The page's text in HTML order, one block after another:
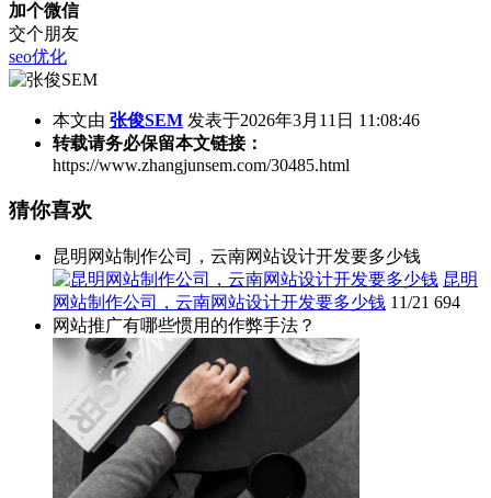
加个微信
交个朋友
seo优化
本文由 张俊SEM 发表于2026年3月11日 11:08:46
转载请务必保留本文链接：
https://www.zhangjunsem.com/30485.html
猜你喜欢
昆明网站制作公司，云南网站设计开发要多少钱
昆明
网站制作公司，云南网站设计开发要多少钱 11/21 694
网站推广有哪些惯用的作弊手法？